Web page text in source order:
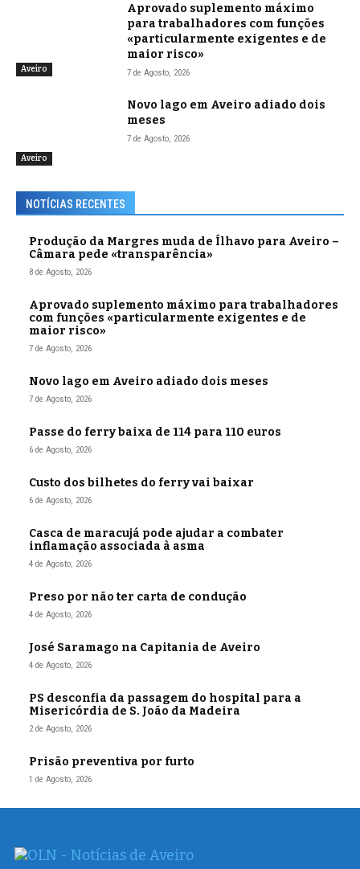
Aveiro
Aprovado suplemento máximo
para trabalhadores com funções
«particularmente exigentes e de
maior risco»
7 de Agosto, 2026
Aveiro
Novo lago em Aveiro adiado dois
meses
7 de Agosto, 2026
NOTÍCIAS RECENTES
Produção da Margres muda de Ílhavo para Aveiro –
Câmara pede «transparência»
8 de Agosto, 2026
Aprovado suplemento máximo para trabalhadores
com funções «particularmente exigentes e de
maior risco»
7 de Agosto, 2026
Novo lago em Aveiro adiado dois meses
7 de Agosto, 2026
Passe do ferry baixa de 114 para 110 euros
6 de Agosto, 2026
Custo dos bilhetes do ferry vai baixar
6 de Agosto, 2026
Casca de maracujá pode ajudar a combater
inflamação associada à asma
4 de Agosto, 2026
Preso por não ter carta de condução
4 de Agosto, 2026
José Saramago na Capitania de Aveiro
4 de Agosto, 2026
PS desconfia da passagem do hospital para a
Misericórdia de S. João da Madeira
2 de Agosto, 2026
Prisão preventiva por furto
1 de Agosto, 2026